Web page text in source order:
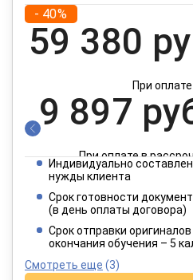
- 40%
59 380
При
9 897
При оплате в
4 949
При оплате в
Индивидуально
нужды клиента
Срок готовности
(в день оплаты договора)
Срок отправки
окончания обучения – 5
Смотреть еще (3)